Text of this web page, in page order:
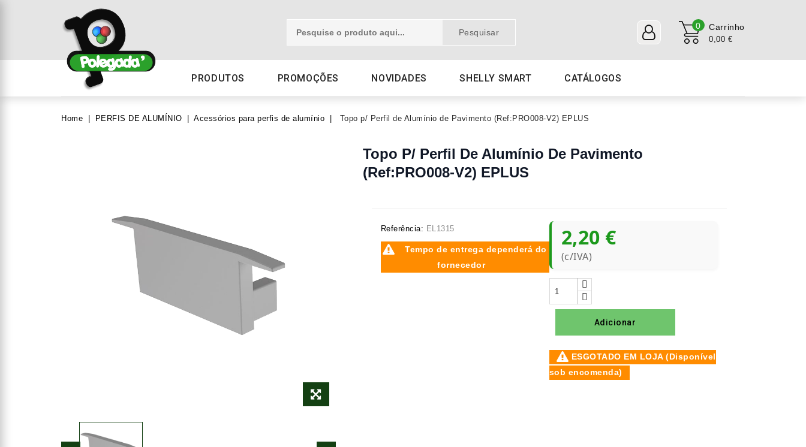
Carrinho
0,00 €
0
Pesquisar
PRODUTOS PROMOÇÕES NOVIDADES SHELLY SMART CATÁLOGOS
Home PERFIS DE ALUMÍNIO Acessórios para perfis de alumínio Topo p/ Perfil de Alumínio de Pavimento (Ref:PRO008-V2) EPLUS
Topo P/ Perfil De Alumínio De Pavimento
(Ref:PRO008-V2) EPLUS
Referência: EL1315
Tempo de entrega dependerá do
fornecedor
2,20 €
(c/IVA)
Adicionar
ESGOTADO EM LOJA (Disponível
sob encomenda)